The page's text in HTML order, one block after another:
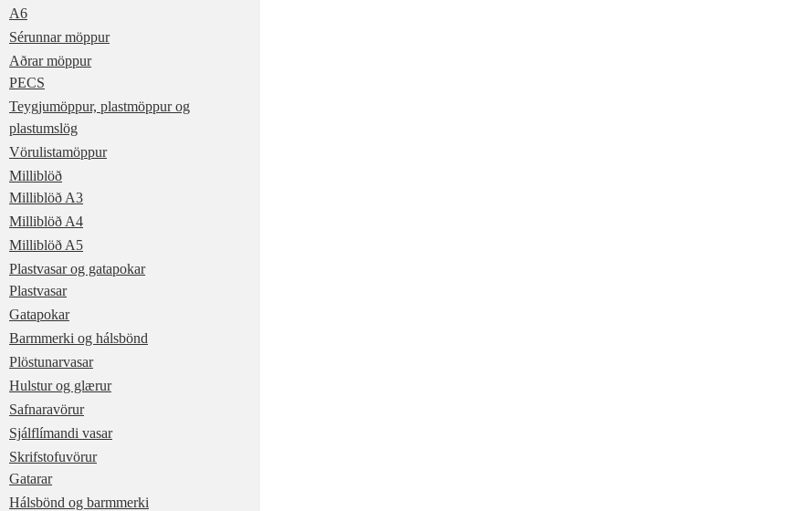
A6
Sérunnar möppur
Aðrar möppur
PECS
Teygjumöppur, plastmöppur og
plastumslög
Vörulistamöppur
Milliblöð
Milliblöð A3
Milliblöð A4
Milliblöð A5
Plastvasar og gatapokar
Plastvasar
Gatapokar
Barmmerki og hálsbönd
Plöstunarvasar
Hulstur og glærur
Safnaravörur
Sjálflímandi vasar
Skrifstofuvörur
Gatarar
Hálsbönd og barmmerki